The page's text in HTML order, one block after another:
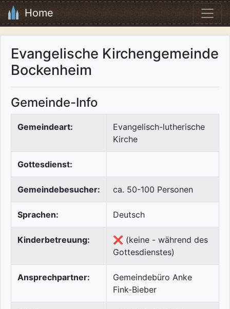
Home
Evangelische Kirchengemeinde
Bockenheim
Gemeinde-Info
Gemeindeart:
Evangelisch-lutherische
Kirche
Gottesdienst:
Gemeindebesucher: ca. 50-100 Personen
Sprachen: Deutsch
Kinderbetreuung:
❌ (keine - während des
Gottesdienstes)
Ansprechpartner:
Gemeindebüro Anke
Fink-Bieber